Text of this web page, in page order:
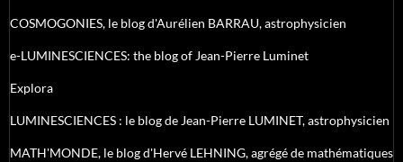
COSMOGONIES, le blog d'Aurélien BARRAU, astrophysicien
e-LUMINESCIENCES: the blog of Jean-Pierre Luminet
Explora
LUMINESCIENCES : le blog de Jean-Pierre LUMINET, astrophysicien
MATH'MONDE, le blog d'Hervé LEHNING, agrégé de mathématiques